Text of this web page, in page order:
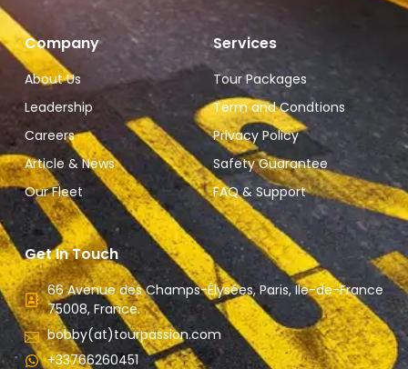
Company
About Us
Leadership
Careers
Article & News
Our Fleet
Services
Tour Packages
Term and Condtions
Privacy Policy
Safety Guarantee
FAQ & Support
Get In Touch
66 Avenue des Champs-Élysées, Paris, Ile-de-France
75008, France.
bobby(at)tourpassion.com
+33766260451